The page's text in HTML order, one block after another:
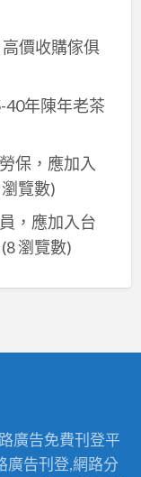
價收購傢俱
40年陳年老茶
保，應加入
瀏覽數)
，應加入台
瀏覽數)
廣告免費刊登平
廣告刊登,網路分